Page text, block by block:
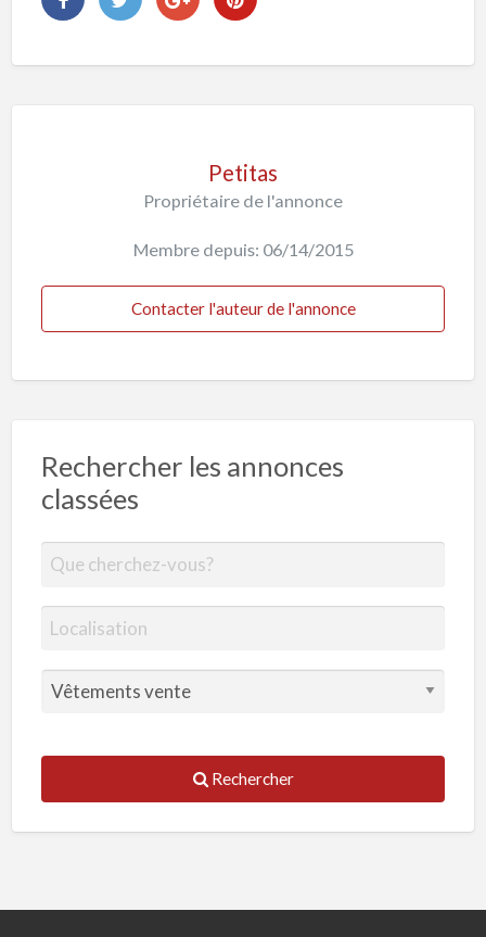
Petitas
Propriétaire de l'annonce
Membre depuis: 06/14/2015
Contacter l'auteur de l'annonce
Rechercher les annonces
classées
Rechercher